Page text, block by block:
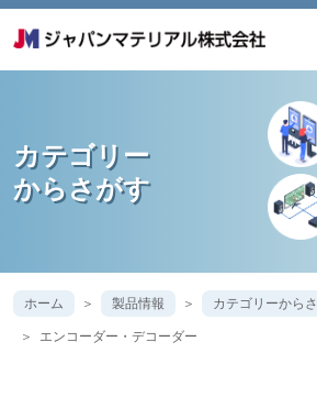
カテゴリー
からさがす
ホーム 製品情報
カテゴリーから
エンコーダー・デコーダー